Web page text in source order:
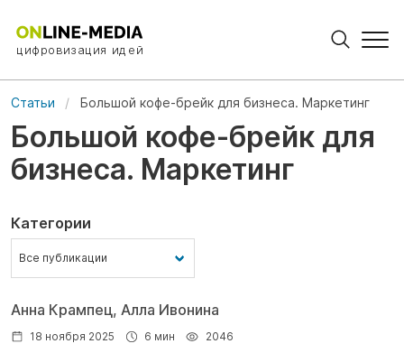
цифровизация идей
Статьи Большой кофе-брейк для бизнеса. Маркетинг
Большой кофе-брейк для
бизнеса. Маркетинг
Категории
Анна Крампец, Алла Ивонина
18 ноября 2025 6 мин 2046